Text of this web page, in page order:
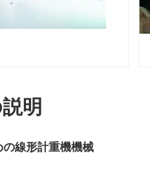
明
線形計重機機械